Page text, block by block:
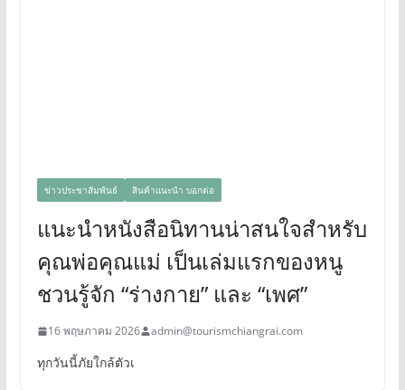
ข่าวประชาสัมพันธ์ สินค้าแนะนำ บอกต่อ
แนะนำหนังสือนิทานน่าสนใจสำหรับ
คุณพ่อคุณแม่ เป็นเล่มแรกของหนู
ชวนรู้จัก “ร่างกาย” และ “เพศ”
16 พฤษภาคม 2026 admin@tourismchiangrai.com
ทุกวันนี้ภัยใกล้ตัวเ